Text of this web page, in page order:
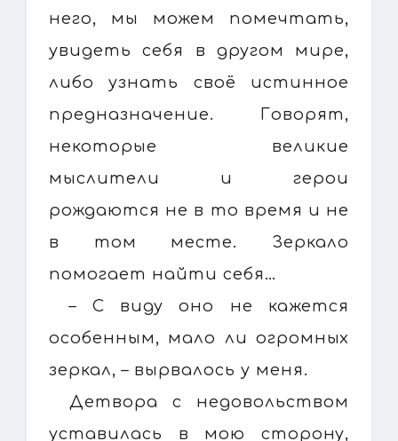
него, мы можем помечтать,
увидеть себя в другом мире,
либо узнать своё истинное
предназначение. Говорят,
некоторые великие
мыслители и герои
рождаются не в то время и не
в том месте. Зеркало
помогает найти себя…
– С виду оно не кажется
особенным, мало ли огромных
зеркал, – вырвалось у меня.
Детвора с недовольством
уставилась в мою сторону,